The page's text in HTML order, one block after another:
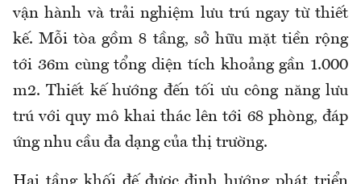
vận hành và trải nghiệm lưu trú ngay từ thiết
kế. Mỗi tòa gồm 8 tầng, sở hữu mặt tiền rộng
tới 36m cùng tổng diện tích khoảng gần 1.000
m2. Thiết kế hướng đến tối ưu công năng lưu
trú với quy mô khai thác lên tới 68 phòng, đáp
ứng nhu cầu đa dạng của thị trường.